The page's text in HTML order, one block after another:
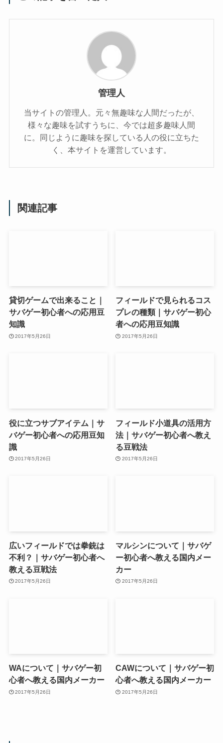
管理人
当サイトの管理人。元々無趣味な人間だったが、
様々な趣味を試すうちに、今では超多趣味人間
に。同じように趣味を探している人の役に立ちた
く、本サイトを運営しています。
関連記事
貸切ゲームで出来ること｜
サバゲー初心者への応用豆
知識
2017年5月26日
フィールドで見られるコス
プレの種類｜サバゲー初心
者への応用豆知識
2017年5月26日
役に立つサブアイテム｜サ
バゲー初心者への応用豆知
識
2017年5月26日
フィールド小道具の活用方
法｜サバゲー初心者へ教え
る豆戦法
2017年5月26日
広いフィールドでは拳銃は
不利？｜サバゲー初心者へ
教える豆戦法
2017年5月26日
マルシンについて｜サバゲ
ー初心者へ教える国内メー
カー
2017年5月26日
WAについて｜サバゲー初
心者へ教える国内メーカー
2017年5月26日
CAWについて｜サバゲー初
心者へ教える国内メーカー
2017年5月26日